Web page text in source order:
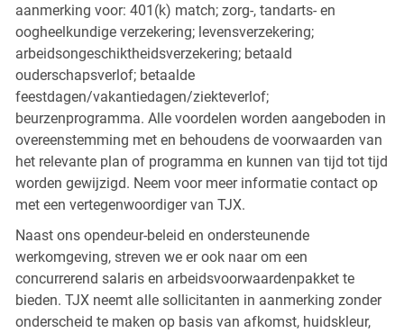
aanmerking voor: 401(k) match; zorg-, tandarts- en
oogheelkundige verzekering; levensverzekering;
arbeidsongeschiktheidsverzekering; betaald
ouderschapsverlof; betaalde
feestdagen/vakantiedagen/ziekteverlof;
beurzenprogramma. Alle voordelen worden aangeboden in
overeenstemming met en behoudens de voorwaarden van
het relevante plan of programma en kunnen van tijd tot tijd
worden gewijzigd. Neem voor meer informatie contact op
met een vertegenwoordiger van TJX.
Naast ons opendeur-beleid en ondersteunende
werkomgeving, streven we er ook naar om een
concurrerend salaris en arbeidsvoorwaardenpakket te
bieden. TJX neemt alle sollicitanten in aanmerking zonder
onderscheid te maken op basis van afkomst, huidskleur,